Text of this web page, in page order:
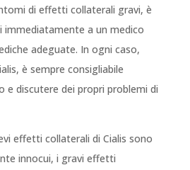
di effetti collaterali gravi, è
a un medico
adeguate. In ogni caso,
è sempre consigliabile
e discutere dei propri problemi di
effetti collaterali di Cialis sono
innocui, i gravi effetti